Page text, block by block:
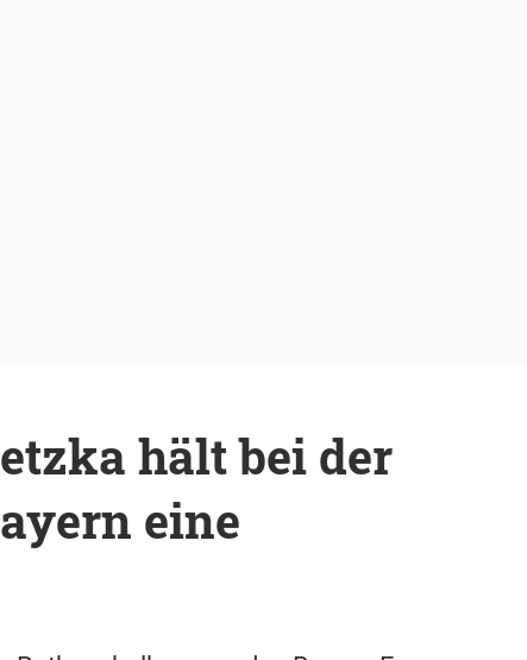
hält bei der
eine